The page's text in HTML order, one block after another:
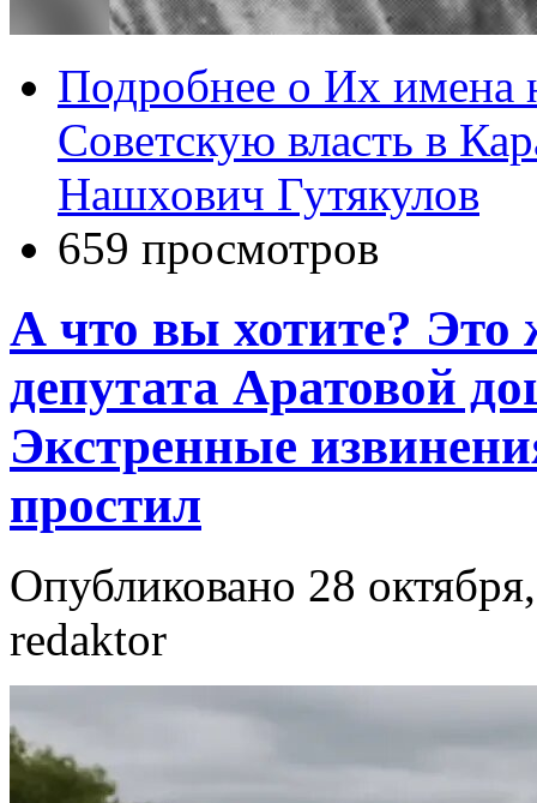
Подробнее о Их имена
Советскую власть в
Нашхович Гутякулов
659 просмотров
А что вы хотите? Это
депутата Аратовой
Экстренные
простил
Опубликовано 28
redaktor